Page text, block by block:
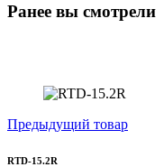
Ранее вы смотрели
Предыдущий товар
RTD-15.2R